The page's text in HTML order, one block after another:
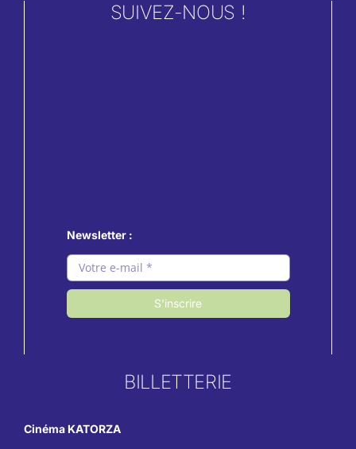
SUIVEZ-NOUS !
Newsletter :
S'inscrire
BILLETTERIE
Cinéma KATORZA